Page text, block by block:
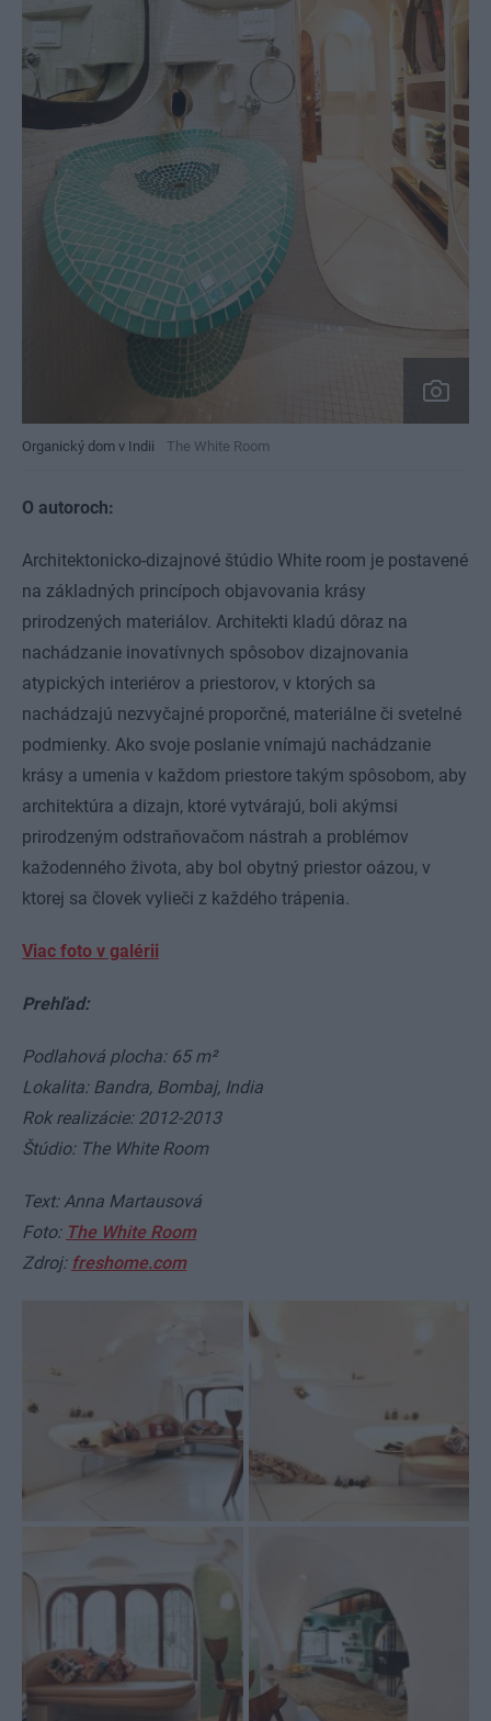
Organický dom v Indii The White Room
O autoroch:
Architektonicko-dizajnové štúdio White room je postavené
na základných princípoch objavovania krásy
prirodzených materiálov. Architekti kladú dôraz na
nachádzanie inovatívnych spôsobov dizajnovania
atypických interiérov a priestorov, v ktorých sa
nachádzajú nezvyčajné proporčné, materiálne či svetelné
podmienky. Ako svoje poslanie vnímajú nachádzanie
krásy a umenia v každom priestore takým spôsobom, aby
architektúra a dizajn, ktoré vytvárajú, boli akýmsi
prirodzeným odstraňovačom nástrah a problémov
kažodenného života, aby bol obytný priestor oázou, v
ktorej sa človek vylieči z každého trápenia.
Viac foto v galérii
Prehľad:
Podlahová plocha: 65 m²
Lokalita: Bandra, Bombaj, India
Rok realizácie: 2012-2013
Štúdio: The White Room
Text: Anna Martausová
Foto: The White Room
Zdroj: freshome.com